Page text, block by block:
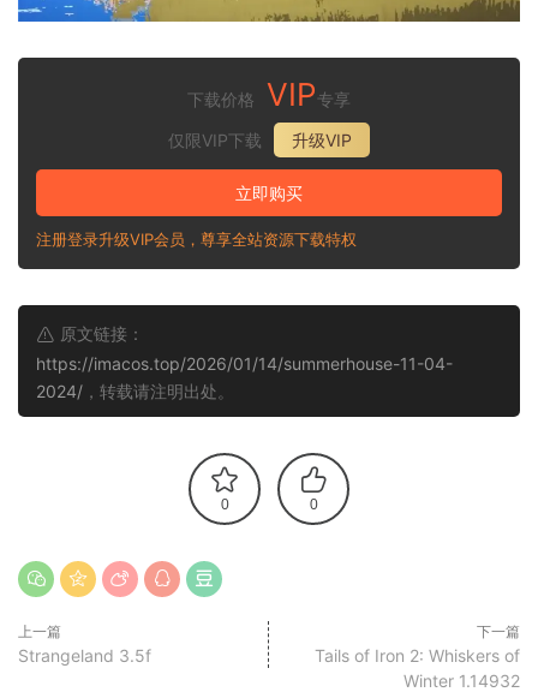
下载价格 VIP专享
仅限VIP下载
升级VIP
立即购买
注册登录升级VIP会员，尊享全站资源下载特权
原文链接：
https://imacos.top/2026/01/14/summerhouse-11-04-
2024/ ，转载请注明出处。
0 0
上一篇
Strangeland 3.5f
下一篇
Tails of Iron 2: Whiskers of
Winter 1.14932